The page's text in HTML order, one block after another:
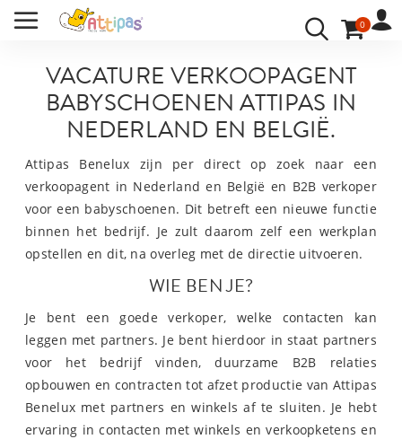
0
INLOGGEN
UW TAAL:
BABYSCHOENEN ATTIPAS
VACATURE VERKOOPAGENT
BABYSCHOENEN ATTIPAS IN
NEDERLAND EN BELGIË.
Attipas Benelux zijn per direct op zoek naar een
verkoopagent in Nederland en België en B2B verkoper
voor een babyschoenen. Dit betreft een nieuwe functie
binnen het bedrijf. Je zult daarom zelf een werkplan
opstellen en dit, na overleg met de directie uitvoeren.
WIE BEN JE?
Je bent een goede verkoper, welke contacten kan
leggen met partners. Je bent hierdoor in staat partners
voor het bedrijf vinden, duurzame B2B relaties
opbouwen en contracten tot afzet productie van Attipas
Benelux met partners en winkels af te sluiten. Je hebt
ervaring in contacten met winkels en verkoopketens en